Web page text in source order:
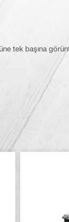
tek başına